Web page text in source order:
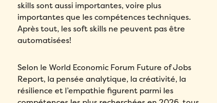
skills sont aussi importantes, voire plus
importantes que les compétences techniques.
Après tout, les soft skills ne peuvent pas être
automatisées!
Selon le World Economic Forum Future of Jobs
Report, la pensée analytique, la créativité, la
résilience et l’empathie figurent parmi les